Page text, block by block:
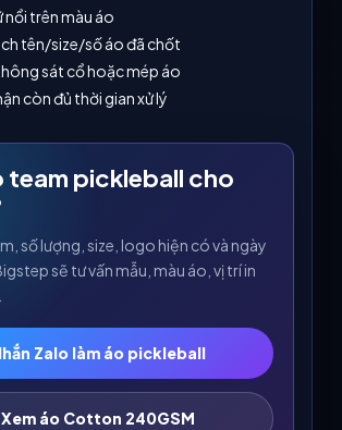
nổi trên màu áo
tên/size/số áo đã chốt
sát cổ hoặc mép áo
còn đủ thời gian xử lý
team pickleball cho
số lượng, size, logo hiện có và ngày
sẽ tư vấn mẫu, màu áo, vị trí in
Zalo làm áo pickleball
Xem áo Cotton 240GSM